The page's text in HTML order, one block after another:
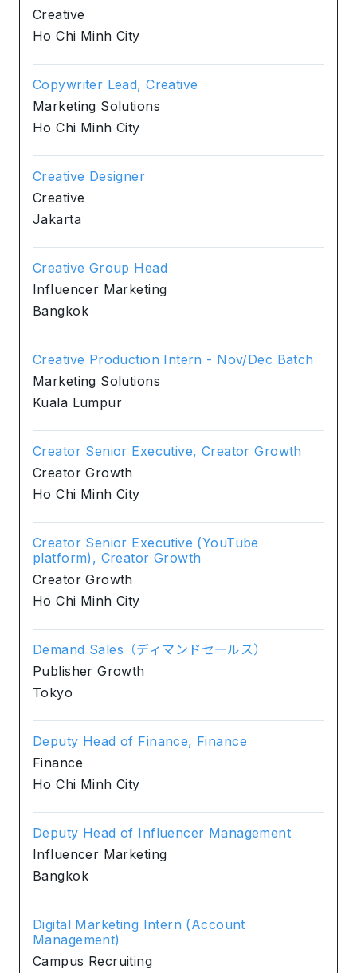
Creative
Ho Chi Minh City
Copywriter Lead, Creative
Marketing Solutions
Ho Chi Minh City
Creative Designer
Creative
Jakarta
Creative Group Head
Influencer Marketing
Bangkok
Creative Production Intern - Nov/Dec Batch
Marketing Solutions
Kuala Lumpur
Creator Senior Executive, Creator Growth
Creator Growth
Ho Chi Minh City
Creator Senior Executive (YouTube
platform), Creator Growth
Creator Growth
Ho Chi Minh City
Demand Sales（ディマンドセールス）
Publisher Growth
Tokyo
Deputy Head of Finance, Finance
Finance
Ho Chi Minh City
Deputy Head of Influencer Management
Influencer Marketing
Bangkok
Digital Marketing Intern (Account
Management)
Campus Recruiting